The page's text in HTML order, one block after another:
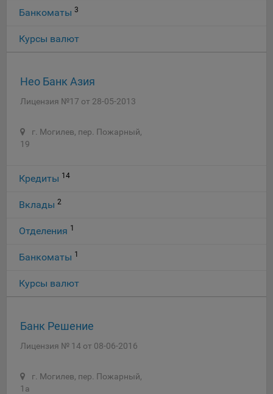
Банкоматы 3
Курсы валют
Нео Банк Азия
Лицензия №17 от 28-05-2013
г. Могилев, пер. Пожарный,
19
Кредиты 14
Вклады 2
Отделения 1
Банкоматы 1
Курсы валют
Банк Решение
Лицензия № 14 от 08-06-2016
г. Могилев, пер. Пожарный,
1а